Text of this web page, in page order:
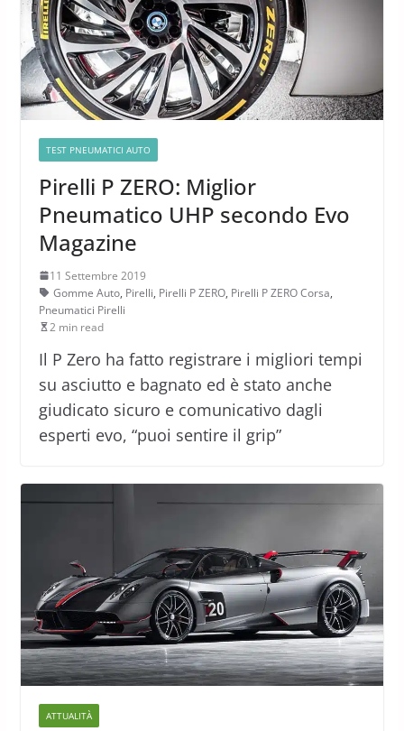
TEST PNEUMATICI AUTO
Pirelli P ZERO: Miglior
Pneumatico UHP secondo Evo
Magazine
11 Settembre 2019
Gomme Auto, Pirelli, Pirelli P ZERO, Pirelli P ZERO Corsa,
Pneumatici Pirelli
2 min read
Il P Zero ha fatto registrare i migliori tempi
su asciutto e bagnato ed è stato anche
giudicato sicuro e comunicativo dagli
esperti evo, “puoi sentire il grip”
ATTUALITÀ